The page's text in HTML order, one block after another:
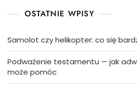
OSTATNIE WPISY
Samolot czy helikopter: co się
Podważenie testamentu — jak
może pomóc